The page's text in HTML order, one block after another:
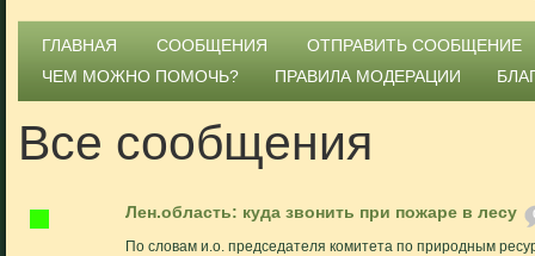
ГЛАВНАЯ СООБЩЕНИЯ
ОТПРАВИТЬ СООБЩЕНИЕ
ЧЕМ МОЖНО ПОМОЧЬ?
ПРАВИЛА МОДЕРАЦИИ
Все сообщения
Лен.область: куда звонить при пожаре в лесу
По словам и.о. председателя комитета по природным